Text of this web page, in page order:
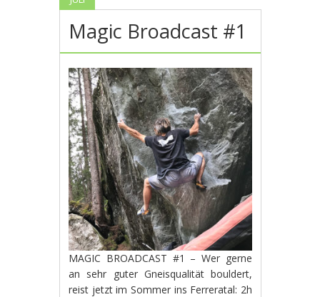
Magic Broadcast #1
MAGIC BROADCAST #1 – Wer gerne
an sehr guter Gneisqualität bouldert,
reist jetzt im Sommer ins Ferreratal: 2h